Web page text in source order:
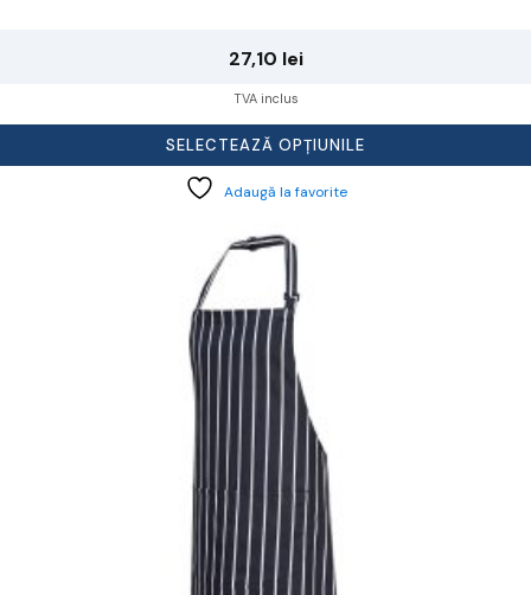
27,10 lei
TVA inclus
SELECTEAZĂ OPȚIUNILE
Adaugă la favorite